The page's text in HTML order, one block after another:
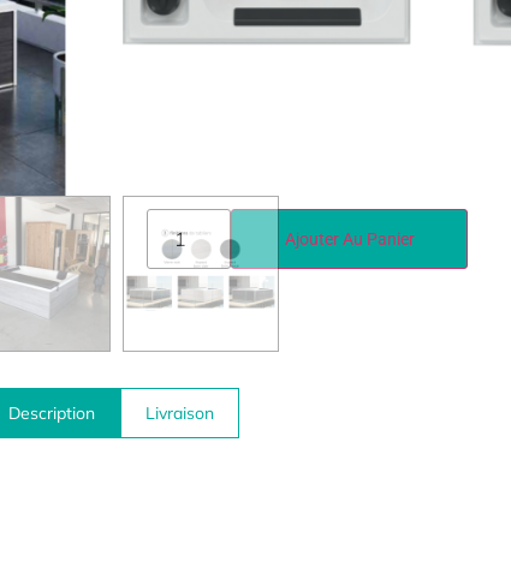
Couleur
Ajouter Au Panier
Description Livraison